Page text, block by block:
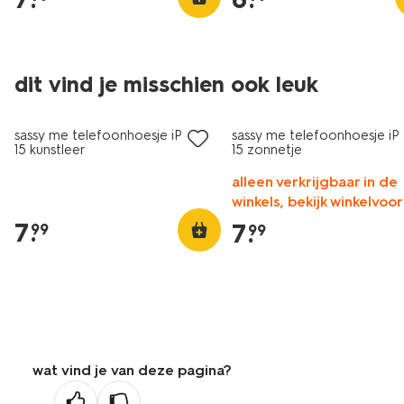
dit vind je misschien ook leuk
nieuw
sassy me telefoonhoesje iPhone
15 kunstleer
7.
99
nieuw
sassy me telefoonhoesje
15 zonnetje
alleen verkrijgbaar in de
winkels, bekijk
7.
99
wat vind je van deze pagina?